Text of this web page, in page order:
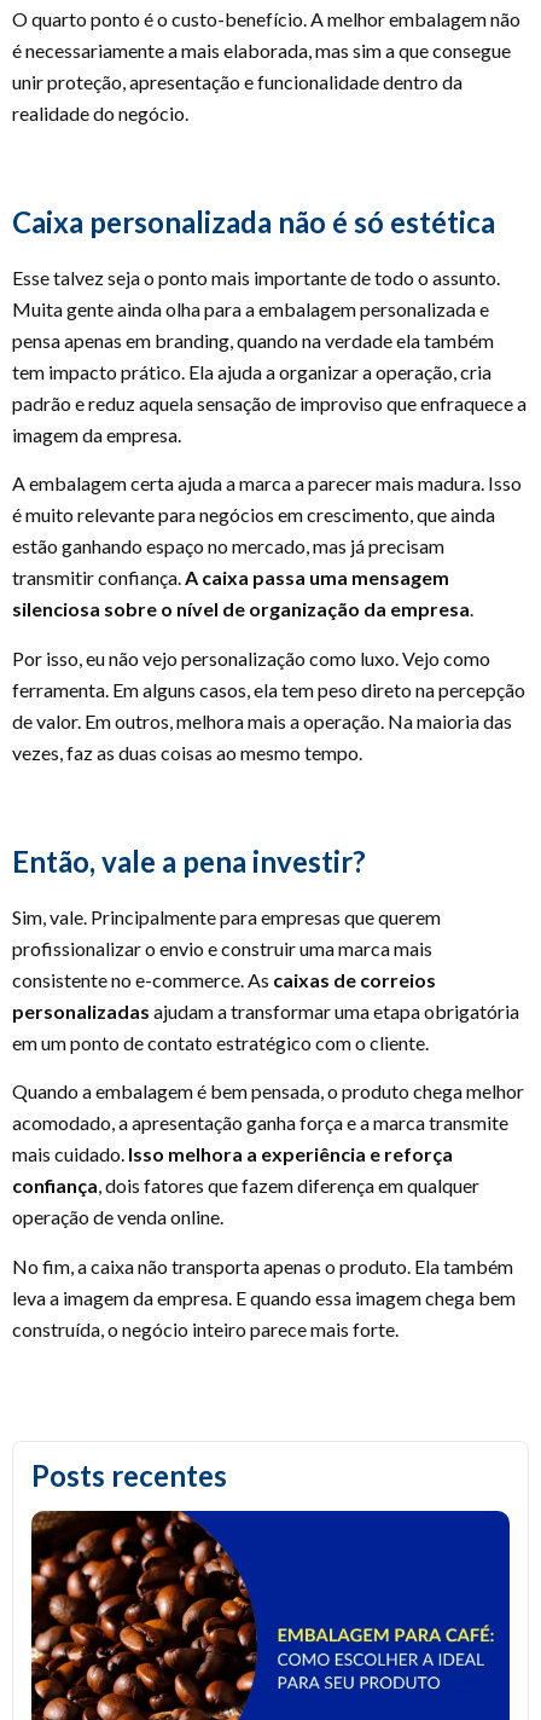
O quarto ponto é o custo-benefício. A melhor embalagem não
é necessariamente a mais elaborada, mas sim a que consegue
unir proteção, apresentação e funcionalidade dentro da
realidade do negócio.
Caixa personalizada não é só estética
Esse talvez seja o ponto mais importante de todo o assunto.
Muita gente ainda olha para a embalagem personalizada e
pensa apenas em branding, quando na verdade ela também
tem impacto prático. Ela ajuda a organizar a operação, cria
padrão e reduz aquela sensação de improviso que enfraquece a
imagem da empresa.
A embalagem certa ajuda a marca a parecer mais madura. Isso
é muito relevante para negócios em crescimento, que ainda
estão ganhando espaço no mercado, mas já precisam
transmitir confiança.A caixa passa uma mensagem
silenciosa sobre o nível de organização da empresa.
Por isso, eu não vejo personalização como luxo. Vejo como
ferramenta. Em alguns casos, ela tem peso direto na percepção
de valor. Em outros, melhora mais a operação. Na maioria das
vezes, faz as duas coisas ao mesmo tempo.
Então, vale a pena investir?
Sim, vale. Principalmente para empresas que querem
profissionalizar o envio e construir uma marca mais
consistente no e-commerce. As caixas de correios
personalizadas ajudam a transformar uma etapa obrigatória
em um ponto de contato estratégico com o cliente.
Quando a embalagem é bem pensada, o produto chega melhor
acomodado, a apresentação ganha força e a marca transmite
mais cuidado. Isso melhora a experiência e reforça
confiança, dois fatores que fazem diferença em qualquer
operação de venda online.
No fim, a caixa não transporta apenas o produto. Ela também
leva a imagem da empresa. E quando essa imagem chega bem
construída, o negócio inteiro parece mais forte.